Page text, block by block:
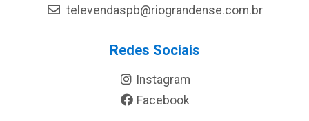
televendaspb@riograndense.com.br
Redes Sociais
Instagram
Facebook